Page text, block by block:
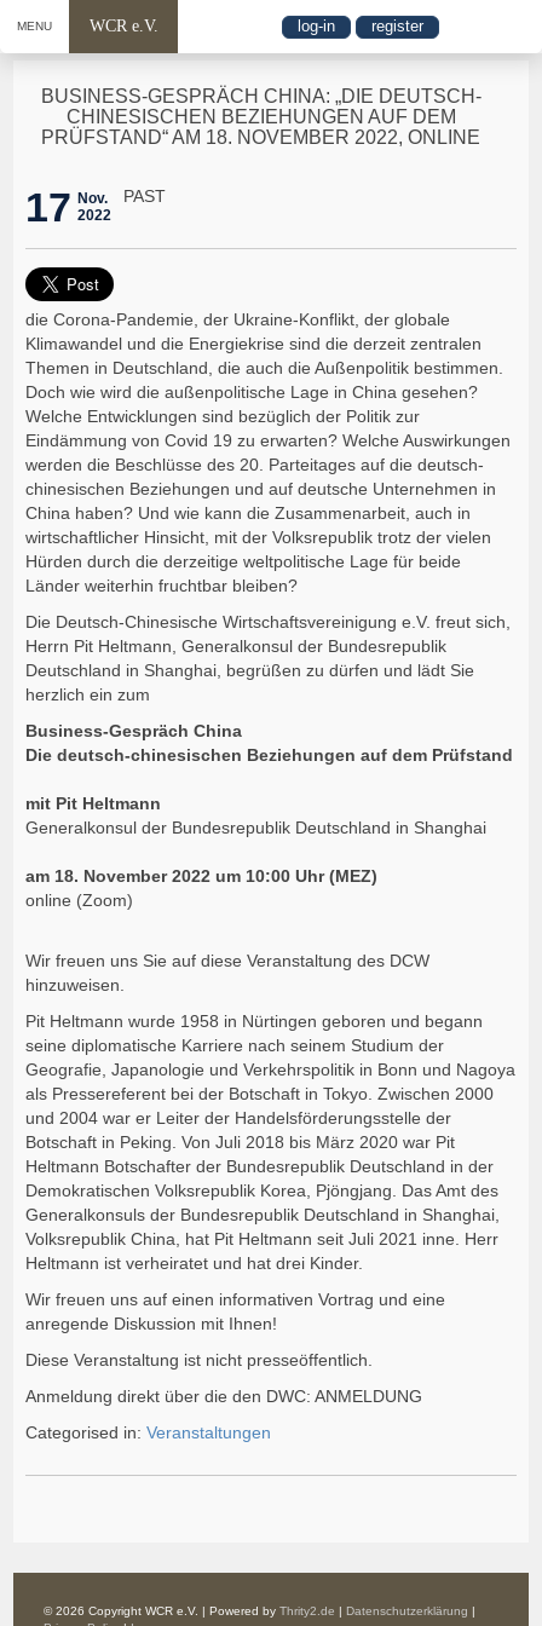
MENU WCR e.V. log-in register
BUSINESS-GESPRÄCH CHINA: „DIE DEUTSCH-
CHINESISCHEN BEZIEHUNGEN AUF DEM
PRÜFSTAND“ AM 18. NOVEMBER 2022, ONLINE
17 Nov.
2022
PAST
die Corona-Pandemie, der Ukraine-Konflikt, der globale
Klimawandel und die Energiekrise sind die derzeit zentralen
Themen in Deutschland, die auch die Außenpolitik bestimmen.
Doch wie wird die außenpolitische Lage in China gesehen?
Welche Entwicklungen sind bezüglich der Politik zur
Eindämmung von Covid 19 zu erwarten? Welche Auswirkungen
werden die Beschlüsse des 20. Parteitages auf die deutsch-
chinesischen Beziehungen und auf deutsche Unternehmen in
China haben? Und wie kann die Zusammenarbeit, auch in
wirtschaftlicher Hinsicht, mit der Volksrepublik trotz der vielen
Hürden durch die derzeitige weltpolitische Lage für beide
Länder weiterhin fruchtbar bleiben?
Die Deutsch-Chinesische Wirtschaftsvereinigung e.V. freut sich,
Herrn Pit Heltmann, Generalkonsul der Bundesrepublik
Deutschland in Shanghai, begrüßen zu dürfen und lädt Sie
herzlich ein zum
Business-Gespräch China
Die deutsch-chinesischen Beziehungen auf dem Prüfstand
mit Pit Heltmann
Generalkonsul der Bundesrepublik Deutschland in Shanghai
am 18. November 2022 um 10:00 Uhr (MEZ)
online (Zoom)
Wir freuen uns Sie auf diese Veranstaltung des DCW
hinzuweisen.
Pit Heltmann wurde 1958 in Nürtingen geboren und begann
seine diplomatische Karriere nach seinem Studium der
Geografie, Japanologie und Verkehrspolitik in Bonn und Nagoya
als Pressereferent bei der Botschaft in Tokyo. Zwischen 2000
und 2004 war er Leiter der Handelsförderungsstelle der
Botschaft in Peking. Von Juli 2018 bis März 2020 war Pit
Heltmann Botschafter der Bundesrepublik Deutschland in der
Demokratischen Volksrepublik Korea, Pjöngjang. Das Amt des
Generalkonsuls der Bundesrepublik Deutschland in Shanghai,
Volksrepublik China, hat Pit Heltmann seit Juli 2021 inne. Herr
Heltmann ist verheiratet und hat drei Kinder.
Wir freuen uns auf einen informativen Vortrag und eine
anregende Diskussion mit Ihnen!
Diese Veranstaltung ist nicht presseöffentlich.
Anmeldung direkt über die den DWC:ANMELDUNG
Categorised in:Veranstaltungen
© 2026 Copyright WCR e.V. | Powered byThrity2.de | Datenschutzerklärung |